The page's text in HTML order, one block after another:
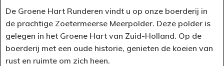
De Groene Hart Runderen vindt u op onze boerderij in
de prachtige Zoetermeerse Meerpolder. Deze polder is
gelegen in het Groene Hart van Zuid-Holland. Op de
boerderij met een oude historie, genieten de koeien van
rust en ruimte om zich heen.